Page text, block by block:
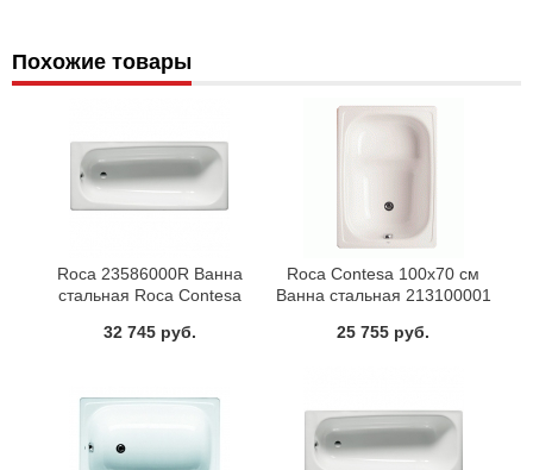
Похожие товары
Roca 23586000R Ванна
стальная Roca Contesa
32 745 руб.
Roca Contesa 100x70 см
Ванна стальная 213100001
25 755 руб.